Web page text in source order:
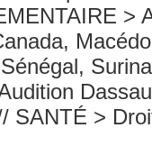
>
SANTÉ >